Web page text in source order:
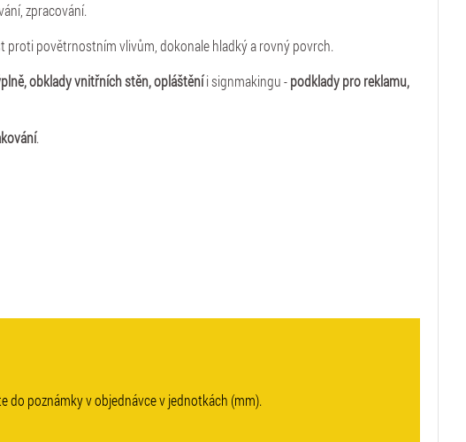
zpracování.
povětrnostním vlivům, dokonale hladký a rovný povrch.
obklady vnitřních stěn, opláštěníi signmakingu -podklady pro reklamu,
.
do poznámky v objednávce v jednotkách (mm).